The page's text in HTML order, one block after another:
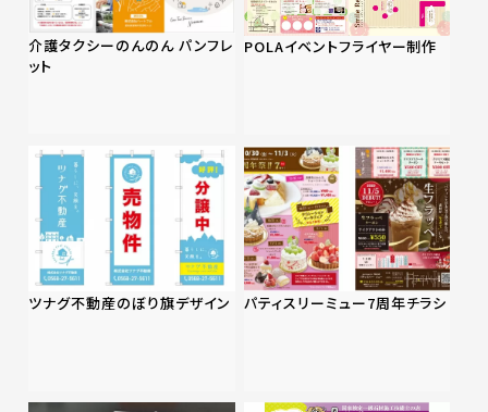
介護タクシーのんのん パンフレ
ット
POLAイベントフライヤー制作
ツナグ不動産のぼり旗デザイン パティスリーミュー7周年チラシ